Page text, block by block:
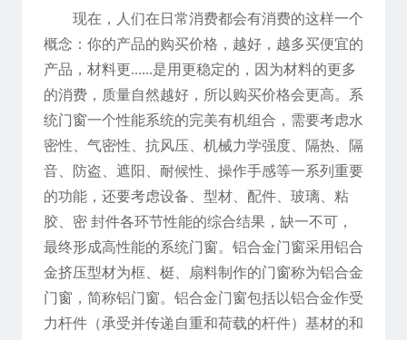
现在，人们在日常消费都会有消费的这样一个
概念：你的产品的购买价格，越好，越多买便宜的
产品，材料更......是用更稳定的，因为材料的更多
的消费，质量自然越好，所以购买价格会更高。系
统门窗一个性能系统的完美有机组合，需要考虑水
密性、气密性、抗风压、机械力学强度、隔热、隔
音、防盗、遮阳、耐候性、操作手感等一系列重要
的功能，还要考虑设备、型材、配件、玻璃、粘
胶、密 封件各环节性能的综合结果，缺一不可，
最终形成高性能的系统门窗。铝合金门窗采用铝合
金挤压型材为框、梃、扇料制作的门窗称为铝合金
门窗，简称铝门窗。铝合金门窗包括以铝合金作受
力杆件（承受并传递自重和荷载的杆件）基材的和